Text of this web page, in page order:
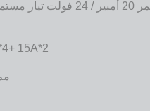
15A*2
1.8